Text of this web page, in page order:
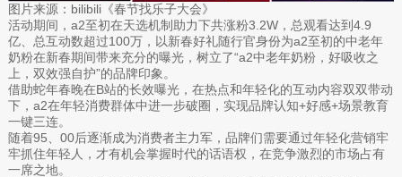
图片来源：bilibili《春节找乐子大会》
活动期间，a2至初在天选机制助力下共涨粉3.2W，总观看达到4.9
亿、总互动数超过100万，以新春好礼随行官身份为a2至初的中老年
奶粉在新春期间带来充分的曝光，树立了“a2中老年奶粉，好吸收之
上，双效强自护”的品牌印象。
借助蛇年春晚在B站的长效曝光，在热点和年轻化的互动内容双双带动
下，a2在年轻消费群体中进一步破圈，实现品牌认知+好感+场景教育
一键三连。
随着95、00后逐渐成为消费者主力军，品牌们需要通过年轻化营销牢
牢抓住年轻人，才有机会掌握时代的话语权，在竞争激烈的市场占有
一席之地。